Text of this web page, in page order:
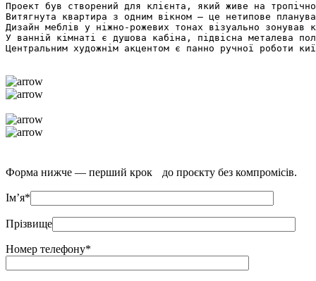
Проект був створений для клієнта, який живе на
Витягнута квартира з одним вікном – це нетипове
Дизайн меблів у ніжно-рожевих тонах візуально
У ванній кімнаті є душова кабіна, підвісна металева
Центральним художнім акцентом є панно ручної роботи
Форма нижче — перший крок до проєкту без компромісів.
Ім’я*
Прізвище
Номер телефону*